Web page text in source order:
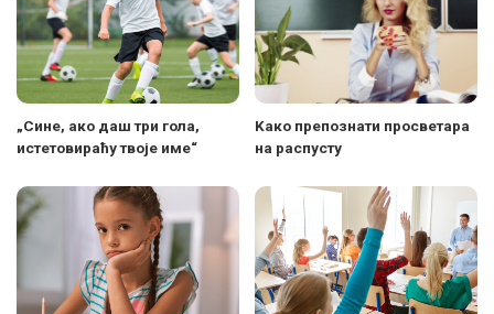
„Сине, ако даш три гола,
истетовираћу твоје име“
Kaко препознати просветара
на распусту